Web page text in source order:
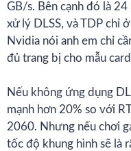
GB/s. Bên cạnh đó là 24
xử lý DLSS, và TDP chỉ
Nvidia nói anh em chỉ
đủ trang bị cho mẫu
Nếu không ứng dụng
mạnh hơn 20% so với
2060. Nhưng nếu chơi
tốc độ khung hình sẽ là